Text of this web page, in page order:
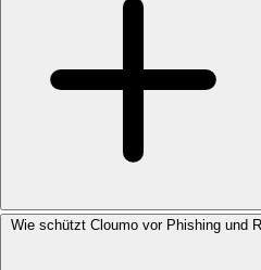
Wie schützt Cloumo vor Phishing und